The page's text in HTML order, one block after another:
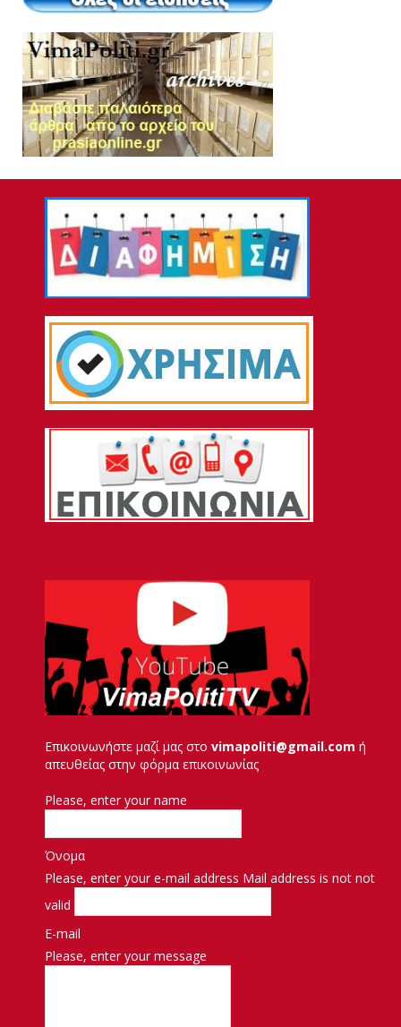
Επικοινωνήστε μαζί μας στο vimapoliti@gmail.com ή
απευθείας στην φόρμα επικοινωνίας
Please, enter your name
Όνομα
Please, enter your e-mail address Mail address is not not
valid
E-mail
Please, enter your message